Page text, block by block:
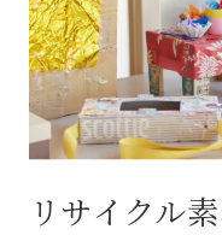
リサイクル